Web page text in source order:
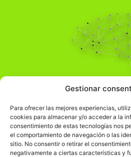
Gestionar
Para ofrecer las mejores experiencias,
cookies para almacenar y/o acceder a la
consentimiento de estas tecnologías nos
el comportamiento de navegación o las
sitio. No consentir o retirar el
negativamente a ciertas características y
Pensamiento
Comprender el mundo
Información